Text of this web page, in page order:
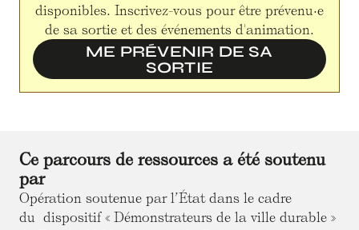
disponibles. Inscrivez-vous pour être prévenu·e
de sa sortie et des événements d'animation.
ME PRÉVENIR DE SA
SORTIE
Ce parcours de ressources a été soutenu
par
Opération soutenue par l’État dans le cadre
du dispositif « Démonstrateurs de la ville durable »